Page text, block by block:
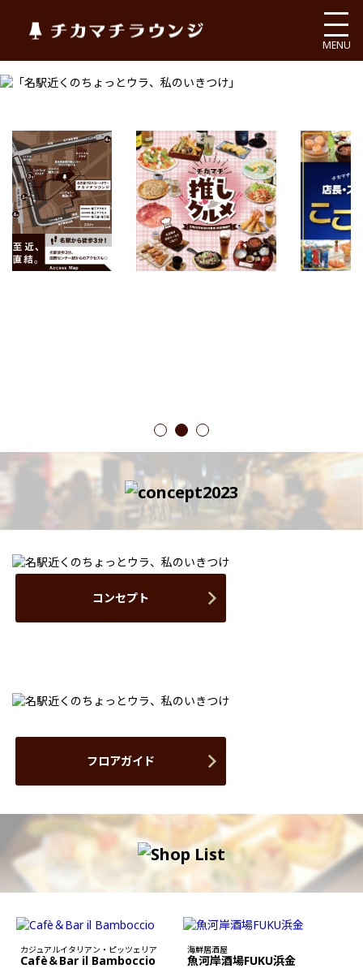
チカマチラウンジ
MENU
1 2 3
コンセプト
フロアガイド
カジュアルイタリアン・ピッツェリア
Cafè＆Bar il Bamboccio
海鮮居酒屋
魚河岸酒場FUKU浜金